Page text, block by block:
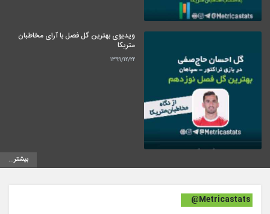
ویدیوی بهترین گل فصل با آرای مخاطبان
متریکا
۱۳۹۹/۱۲/۲۲
بیشتر...
@Metricastats